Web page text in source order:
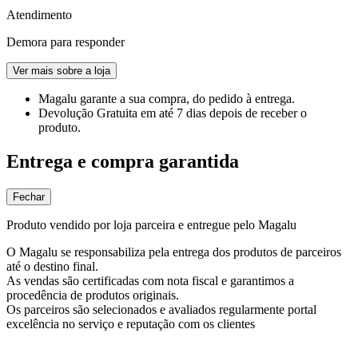
Atendimento
Demora para responder
Ver mais sobre a loja
Magalu garante a sua compra, do pedido à entrega.
Devolução Gratuita em até 7 dias depois de receber o
produto.
Entrega e compra garantida
Fechar
Produto vendido por loja parceira e entregue pelo Magalu
O Magalu se responsabiliza pela entrega dos produtos de parceiros
até o destino final.
As vendas são certificadas com nota fiscal e garantimos a
procedência de produtos originais.
Os parceiros são selecionados e avaliados regularmente portal
excelência no serviço e reputação com os clientes